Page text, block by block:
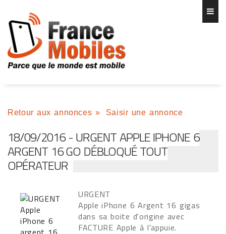
Retour aux annonces » Saisir une annonce
18/09/2016 - URGENT APPLE IPHONE 6
ARGENT 16 GO DÉBLOQUÉ TOUT
OPÉRATEUR
URGENT
Apple iPhone 6 Argent 16 gigas
dans sa boite d'origine avec
FACTURE Apple à l'appuie.